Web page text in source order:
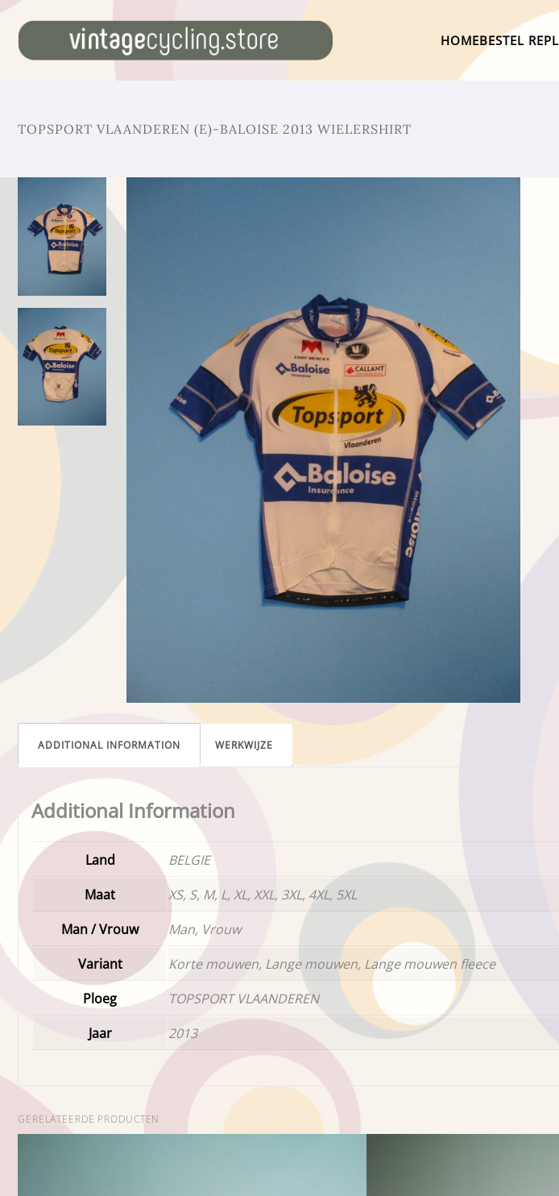
HOMEBESTEL
TOPSPORT VLAANDEREN (E)-BALOISE 2013 WIELERSHIRT
ADDITIONAL INFORMATION WERKWIJZE
Additional Information
Land
BELGIE
Maat
XS, S, M, L, XL, XXL, 3XL, 4XL, 5XL
Man / Vrouw
Man, Vrouw
Variant
Korte mouwen, Lange mouwen, Lange mouwen fleece
Ploeg
TOPSPORT VLAANDEREN
Jaar
2013
GERELATEERDE PRODUCTEN